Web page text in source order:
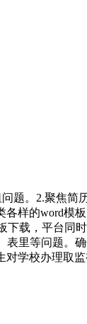
。2.聚焦简
样的word模
载，平台同
里等问题。
学校办理取